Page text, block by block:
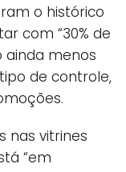
o histórico
com “30% de
ainda menos
de controle,
nas vitrines
“em